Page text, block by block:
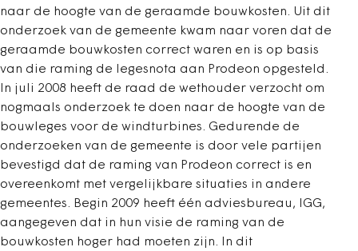
naar de hoogte van de geraamde bouwkosten. Uit dit
onderzoek van de gemeente kwam naar voren dat de
geraamde bouwkosten correct waren en is op basis
van die raming de legesnota aan Prodeon opgesteld.
In juli 2008 heeft de raad de wethouder verzocht om
nogmaals onderzoek te doen naar de hoogte van de
bouwleges voor de windturbines. Gedurende de
onderzoeken van de gemeente is door vele partijen
bevestigd dat de raming van Prodeon correct is en
overeenkomt met vergelijkbare situaties in andere
gemeentes. Begin 2009 heeft één adviesbureau, IGG,
aangegeven dat in hun visie de raming van de
bouwkosten hoger had moeten zijn. In dit